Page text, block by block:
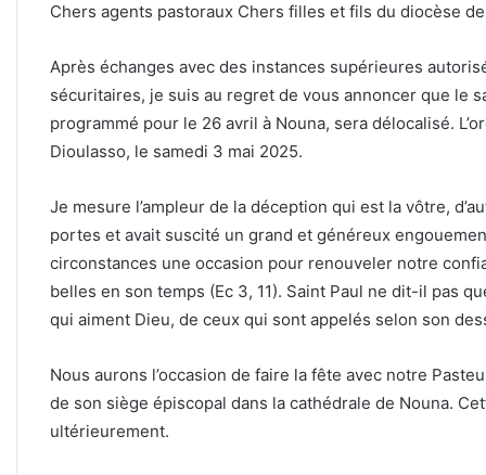
Chers agents pastoraux Chers filles et fils du diocèse
Après échanges avec des instances supérieures
sécuritaires, je suis au regret de vous annoncer que le
programmé pour le 26 avril à Nouna, sera délocalisé.
Dioulasso, le samedi 3 mai 2025.
Je mesure l’ampleur de la déception qui est la vôtre,
portes et avait suscité un grand et généreux
circonstances une occasion pour renouveler notre
belles en son temps (Ec 3, 11). Saint Paul ne dit-il pas
qui aiment Dieu, de ceux qui sont appelés selon son
Nous aurons l’occasion de faire la fête avec notre
de son siège épiscopal dans la cathédrale de Nouna.
ultérieurement.